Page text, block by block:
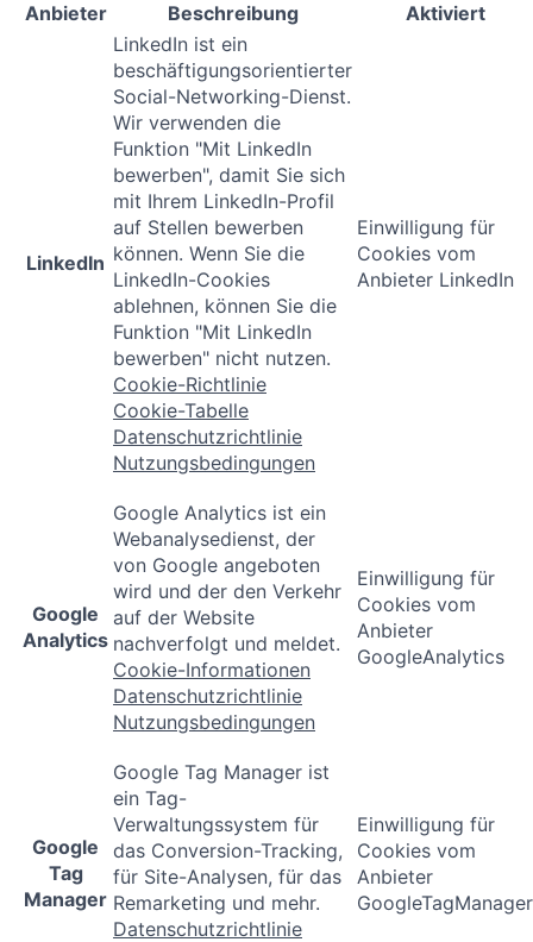
Anbieter
Beschreibung Aktiviert
LinkedIn
LinkedIn ist ein
beschäftigungsorientierter
Social-Networking-Dienst.
Wir verwenden die
Funktion "Mit LinkedIn
bewerben", damit Sie sich
mit Ihrem LinkedIn-Profil
auf Stellen bewerben
können. Wenn Sie die
LinkedIn-Cookies
ablehnen, können Sie die
Funktion "Mit LinkedIn
bewerben" nicht nutzen.
Cookie-Richtlinie
Cookie-Tabelle
Datenschutzrichtlinie
Nutzungsbedingungen
Einwilligung für
Cookies vom
Anbieter LinkedIn
Google
Analytics
Google Analytics ist ein
Webanalysedienst, der
von Google angeboten
wird und der den Verkehr
auf der Website
nachverfolgt und meldet.
Cookie-Informationen
Datenschutzrichtlinie
Nutzungsbedingungen
Einwilligung für
Cookies vom
Anbieter
GoogleAnalytics
Google
Tag
Manager
Google Tag Manager ist
ein Tag-
Verwaltungssystem für
das Conversion-Tracking,
für Site-Analysen, für das
Remarketing und mehr.
Datenschutzrichtlinie
Einwilligung für
Cookies vom
Anbieter
GoogleTagManager